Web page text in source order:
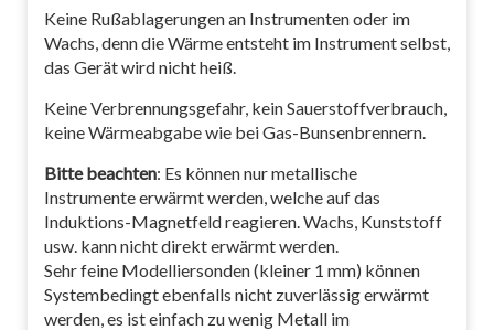
Keine Rußablagerungen an Instrumenten oder im
Wachs, denn die Wärme entsteht im Instrument selbst,
das Gerät wird nicht heiß.
Keine Verbrennungsgefahr, kein Sauerstoffverbrauch,
keine Wärmeabgabe wie bei Gas-Bunsenbrennern.
Bitte beachten: Es können nur metallische
Instrumente erwärmt werden, welche auf das
Induktions-Magnetfeld reagieren. Wachs, Kunststoff
usw. kann nicht direkt erwärmt werden.
Sehr feine Modelliersonden (kleiner 1 mm) können
Systembedingt ebenfalls nicht zuverlässig erwärmt
werden, es ist einfach zu wenig Metall im